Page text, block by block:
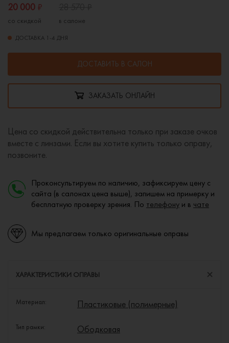
20 000 ₽
со скидкой в салоне
ДОСТАВКА 1-4 ДНЯ
ДОСТАВИТЬ В САЛОН
ЗАКАЗАТЬ ОНЛАЙН
Цена со скидкой действительна только при заказе очков
вместе с линзами. Если вы хотите купить только оправу,
позвоните.
Проконсультируем по наличию, зафиксируем цену с
сайта (в салонах цена выше), запишем на примерку и
бесплатную проверку зрения. По телефону и в чате
Мы предлагаем только оригинальные оправы
ХАРАКТЕРИСТИКИ ОПРАВЫ
Материал: Пластиковые (полимерные)
Тип рамки: Ободковая